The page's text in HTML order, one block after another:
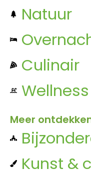
Natuur
Culinair
Wellness
Meer
Kunst &